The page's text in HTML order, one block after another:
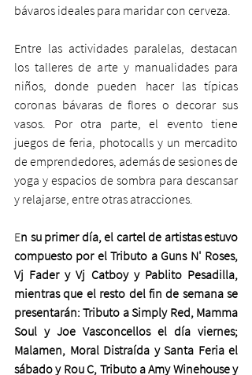
bávaros ideales para maridar con cerveza.
Entre las actividades paralelas, destacan
los talleres de arte y manualidades para
niños, donde pueden hacer las típicas
coronas bávaras de flores o decorar sus
vasos. Por otra parte, el evento tiene
juegos de feria, photocalls y un mercadito
de emprendedores, además de sesiones de
yoga y espacios de sombra para descansar
y relajarse, entre otras atracciones.
En su primer día, el cartel de artistas estuvo
compuesto por el Tributo a Guns N' Roses,
Vj Fader y Vj Catboy y Pablito Pesadilla,
mientras que el resto del fin de semana se
presentarán: Tributo a Simply Red, Mamma
Soul y Joe Vasconcellos el día viernes;
Malamen, Moral Distraída y Santa Feria el
sábado y Rou C, Tributo a Amy Winehouse y